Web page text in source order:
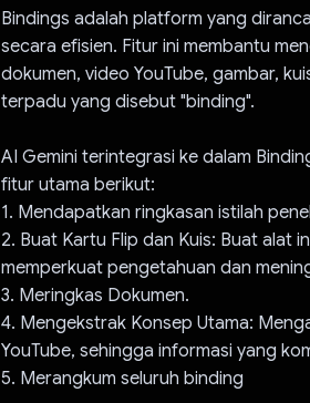
Bindings adalah platform yang
secara efisien. Fitur ini membantu
dokumen, video YouTube, gambar,
terpadu yang disebut "binding".
AI Gemini terintegrasi ke dalam
fitur utama berikut:
1. Mendapatkan ringkasan istilah
2. Buat Kartu Flip dan Kuis: Buat alat
memperkuat pengetahuan dan
3. Meringkas Dokumen.
4. Mengekstrak Konsep Utama:
YouTube, sehingga informasi yang
5. Merangkum seluruh binding